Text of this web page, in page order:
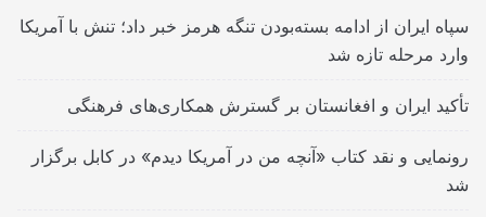
سپاه ایران از ادامه بسته‌بودن تنگه هرمز خبر داد؛ تنش با آمریکا
وارد مرحله تازه شد
تأکید ایران و افغانستان بر گسترش همکاری‌های فرهنگی
رونمایی و نقد کتاب «آنچه من در آمریکا دیدم» در کابل برگزار
شد